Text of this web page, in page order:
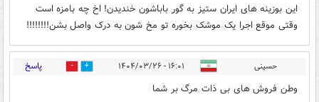
این بوزینه های ایران ستیز به گور باباشون خندیدن! اخ چه بامزه است
وقتی موقع اجرا یک موشک بخوره تو مخ شون به درک واصل بشن!!!!!!!!
حسینی ۱۶:۰۱ - ۱۴۰۴/۰۳/۲۶ 0 پاسخ
وطن فروش های بی ذات مرگ بر شما